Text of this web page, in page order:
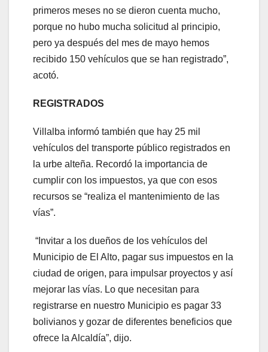
primeros meses no se dieron cuenta mucho,
porque no hubo mucha solicitud al principio,
pero ya después del mes de mayo hemos
recibido 150 vehículos que se han registrado”,
acotó.
REGISTRADOS
Villalba informó también que hay 25 mil
vehículos del transporte público registrados en
la urbe alteña. Recordó la importancia de
cumplir con los impuestos, ya que con esos
recursos se “realiza el mantenimiento de las
vías”.
“Invitar a los dueños de los vehículos del
Municipio de El Alto, pagar sus impuestos en la
ciudad de origen, para impulsar proyectos y así
mejorar las vías. Lo que necesitan para
registrarse en nuestro Municipio es pagar 33
bolivianos y gozar de diferentes beneficios que
ofrece la Alcaldía”, dijo.